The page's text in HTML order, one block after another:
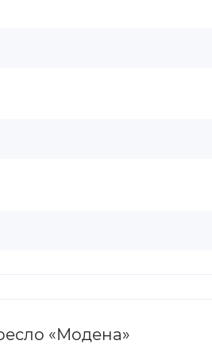
«Модена»